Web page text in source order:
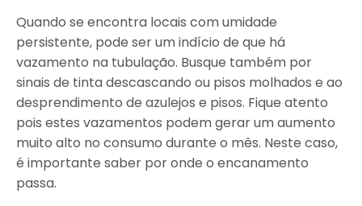
Quando se encontra locais com umidade
persistente, pode ser um indício de que há
vazamento na tubulação. Busque também por
sinais de tinta descascando ou pisos molhados e ao
desprendimento de azulejos e pisos. Fique atento
pois estes vazamentos podem gerar um aumento
muito alto no consumo durante o mês. Neste caso,
é importante saber por onde o encanamento
passa.